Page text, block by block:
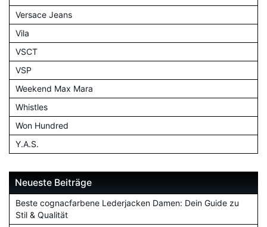
Versace Jeans
Vila
VSCT
VSP
Weekend Max Mara
Whistles
Won Hundred
Y.A.S.
Neueste Beiträge
Beste cognacfarbene Lederjacken Damen: Dein Guide zu
Stil & Qualität